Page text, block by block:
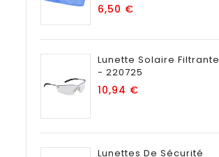
6,50 €
Lunette Solaire Filtrante
- 220725
10,94 €
Lunettes De Sécurité